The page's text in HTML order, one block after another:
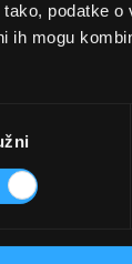
podatke
ih moguO nama
Optika